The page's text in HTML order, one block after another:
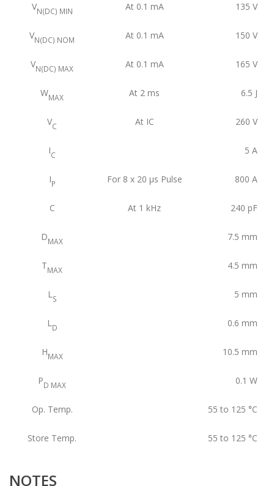
VN(DC) MIN At 0.1 mA 135 V
VN(DC) NOM At 0.1 mA 150 V
VN(DC) MAX At 0.1 mA 165 V
WMAX At 2 ms 6.5 J
VC At IC 260 V
IC 5 A
IP For 8 x 20 μs Pulse 800 A
C At 1 kHz 240 pF
DMAX 7.5 mm
TMAX 4.5 mm
LS 5 mm
LD 0.6 mm
HMAX 10.5 mm
PD MAX 0.1 W
Op. Temp. 55 to 125 °C
Store Temp. 55 to 125 °C
NOTES